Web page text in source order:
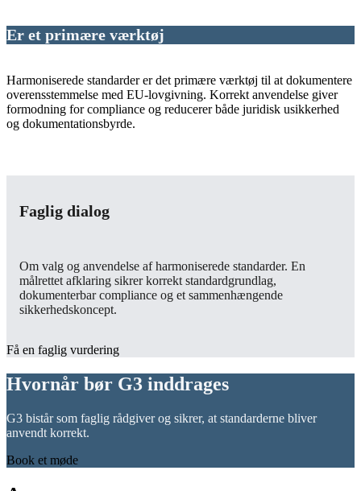
Er et primære værktøj
Harmoniserede standarder er det primære værktøj til at dokumentere
overensstemmelse med EU-lovgivning. Korrekt anvendelse giver
formodning for compliance og reducerer både juridisk usikkerhed
og dokumentationsbyrde.
Faglig dialog
Om valg og anvendelse af harmoniserede standarder. En
målrettet afklaring sikrer korrekt standardgrundlag,
dokumenterbar compliance og et sammenhængende
sikkerhedskoncept.
Få en faglig vurdering
Hvornår bør G3 inddrages
G3 bistår som faglig rådgiver og sikrer, at standarderne bliver
anvendt korrekt.
Book et møde